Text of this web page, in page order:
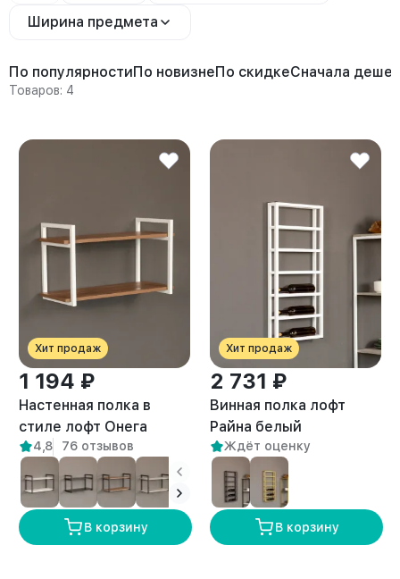
Ширина предмета
По популярностиПо новизнеПо скидкеСначала
Товаров: 4
Хит продаж
1 194 ₽
Настенная полка в
стиле лофт Онега
белый/амаретто
4,8 76 отзывов
В корзину
Хит продаж
2 731 ₽
Винная полка лофт
Райна белый
Ждёт оценку
В корзину